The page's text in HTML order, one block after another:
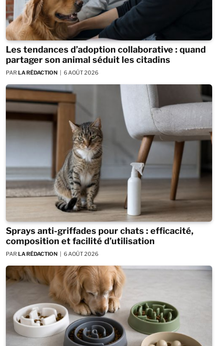
Les tendances d’adoption collaborative : quand
partager son animal séduit les citadins
PAR LA RÉDACTION 6 AOÛT 2026
Sprays anti-griffades pour chats : efficacité,
composition et facilité d’utilisation
PAR LA RÉDACTION 6 AOÛT 2026